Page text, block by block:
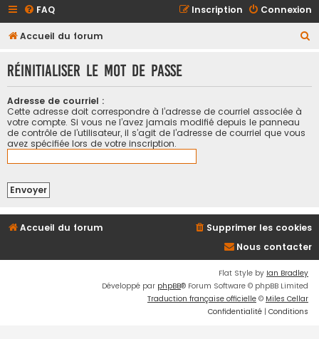
FAQ Connexion
Inscription
Accueil du forum
h
Réinitialiser le mot de passe
Adresse de courriel :
Cette adresse doit correspondre à l’adresse de courriel associée à
votre compte. Si vous ne l’avez jamais modifié depuis le panneau
de contrôle de l’utilisateur, il s’agit de l’adresse de courriel que vous
avez spécifiée lors de votre inscription.
Accueil du forum
Supprimer les cookies
Nous contacter
Flat Style by Ian Bradley
Développé par phpBB® Forum Software © phpBB Limited
Traduction française officielle © Miles Cellar
Confidentialité | Conditions